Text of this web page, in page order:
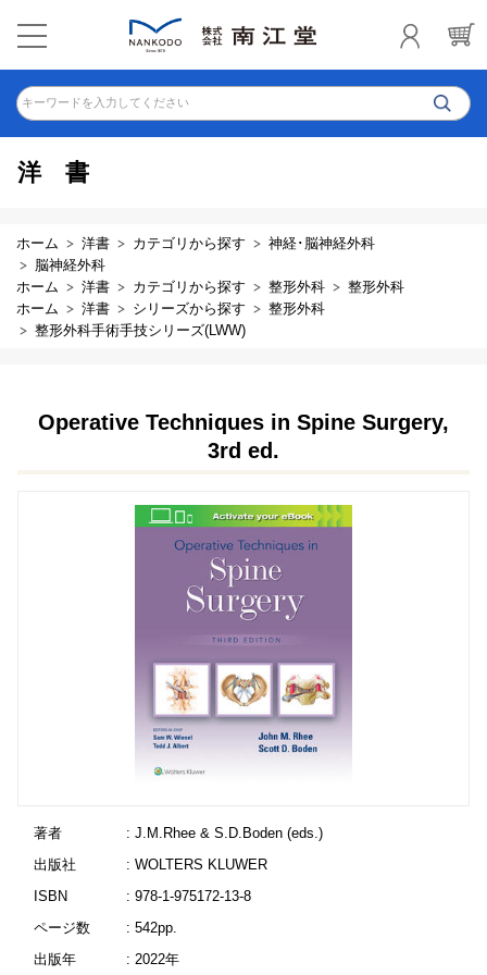
キーワードを入力してください
洋書
ホーム 洋書 カテゴリから探す
神経･脳神経外科
脳神経外科
ホーム
洋書 カテゴリから探す 整形外科
整形外科
ホーム
洋書 シリーズから探す
整形外科
整形外科手術手技シリーズ(LWW)
Operative Techniques in Spine Surgery,
3rd ed.
著者
: J.M.Rhee & S.D.Boden (eds.)
出版社
: WOLTERS KLUWER
ISBN
: 978-1-975172-13-8
ページ数
: 542pp.
出版年
: 2022年